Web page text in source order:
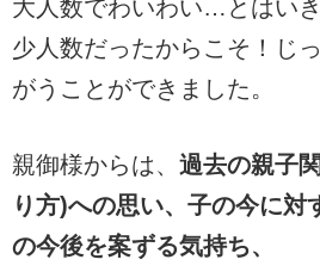
大人数でわいわい…とはいき
少人数だったからこそ！じ
がうことができました。
親御様からは、 過去の親子
り方)への思い、子の今に対
の今後を案ずる気持ち、